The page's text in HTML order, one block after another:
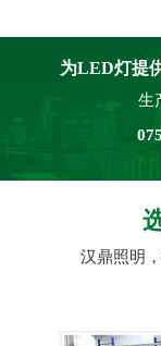
为LED灯提
生
汉鼎照明